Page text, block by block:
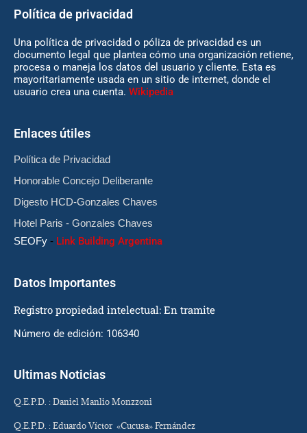
Política de privacidad
Una política de privacidad o póliza de privacidad es un
documento legal que plantea cómo una organización retiene,
procesa o maneja los datos del usuario y cliente. Esta es
mayoritariamente usada en un sitio de internet, donde el
usuario crea una cuenta. Wikipedia
Enlaces útiles
Política de Privacidad
Honorable Concejo Deliberante
Digesto HCD-Gonzales Chaves
Hotel Paris - Gonzales Chaves
SEOFy - Link Building Argentina
Datos Importantes
Registro propiedad intelectual: En tramite
Número de edición: 106340
Ultimas Noticias
Q.E.P.D. : Daniel Manlio Monzzoni
Q.E.P.D. : Eduardo Víctor «Cucusa» Fernández